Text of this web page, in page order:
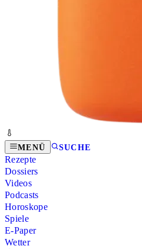
MENÜ SUCHE
Rezepte
Dossiers
Videos
Podcasts
Horoskope
Spiele
E-Paper
Wetter